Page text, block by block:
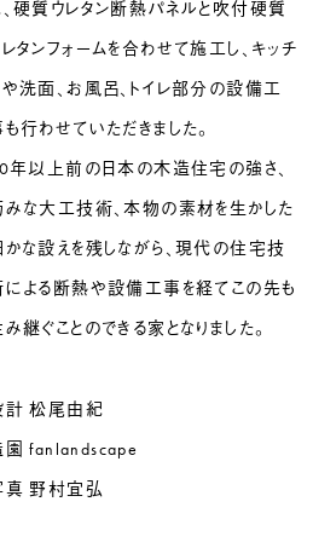
硬質ウレタン断熱パネルと吹付硬質
タンフォームを合わせて施工し、キッチ
洗面、お風呂、トイレ部分の設備工
行わせていただきました。
年以上前の日本の木造住宅の強さ、
みな大工技術、本物の素材を生かした
な設えを残しながら、現代の住宅技
による断熱や設備工事を経てこの先も
継ぐことのできる家となりました。
計 松尾由紀
園 fanlandscape
真 野村宜弘